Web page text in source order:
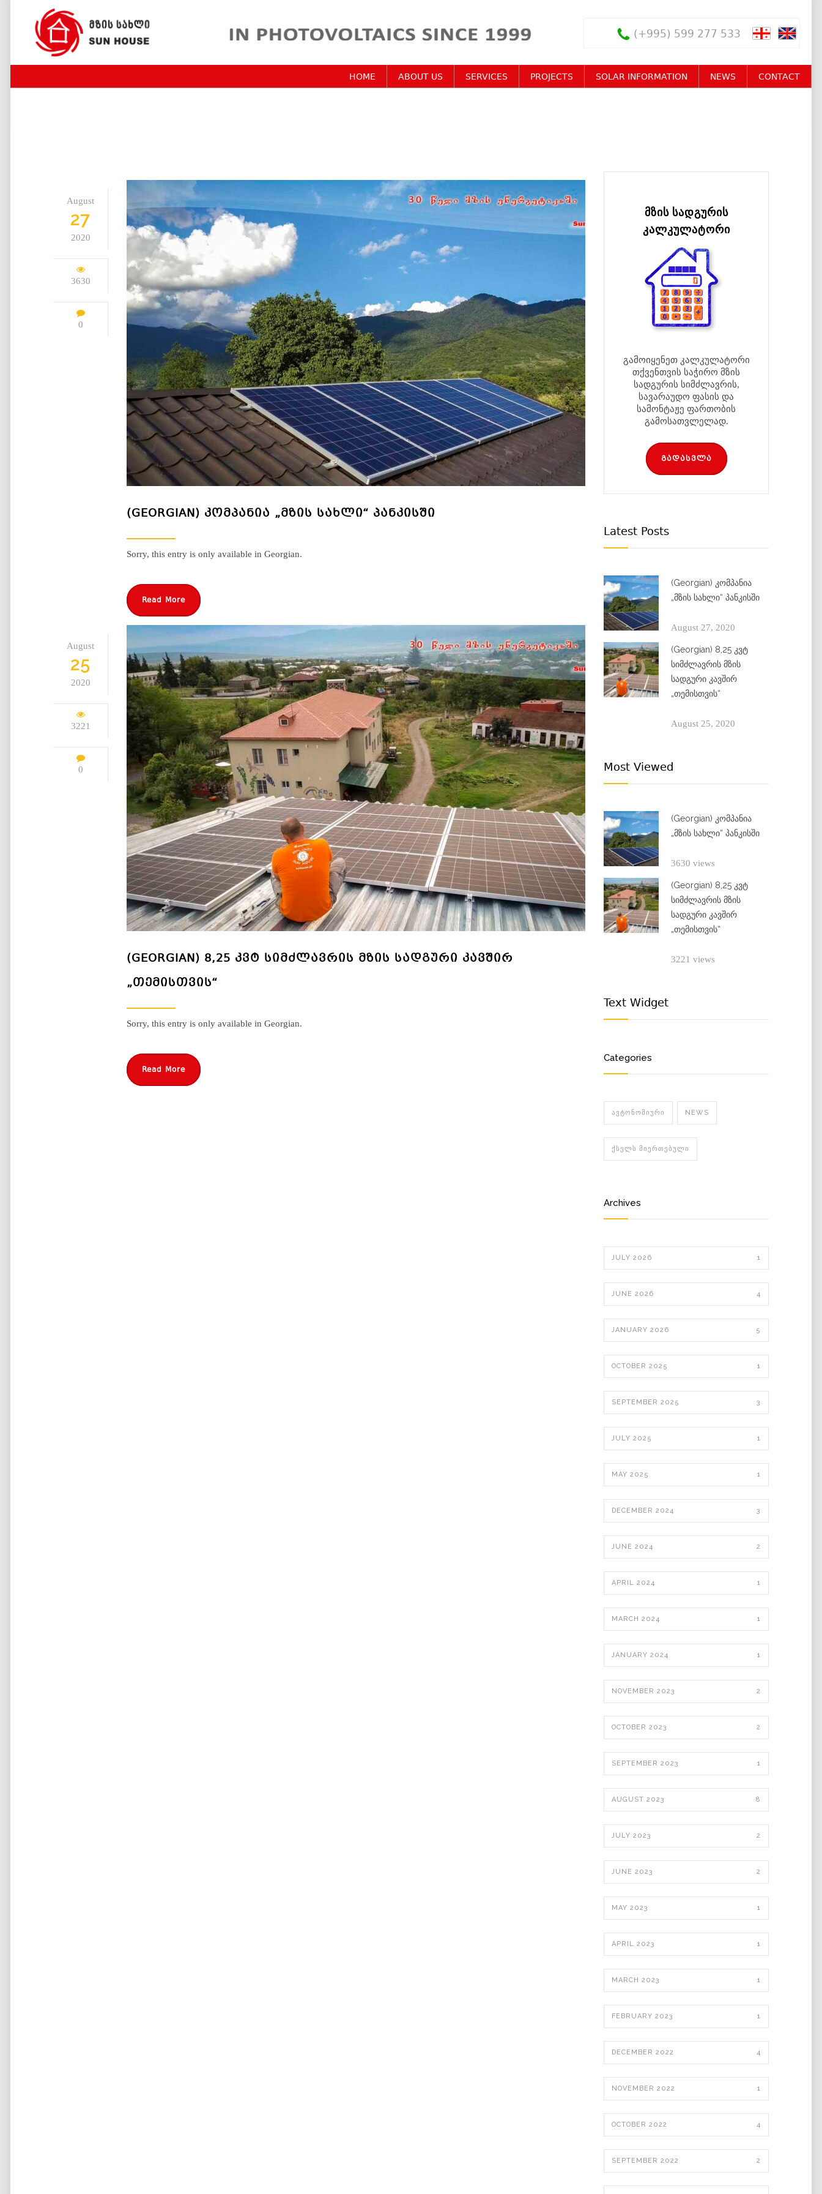
(+995) 599 277 533
HOME ABOUT US SERVICES PROJECTS SOLAR INFORMATION NEWS CONTACT
August
27
2020
3630
0
(GEORGIAN) ᲙᲝᲛᲞᲐᲜᲘᲐ „ᲛᲖᲘᲡ ᲡᲐᲮᲚᲘ“ ᲞᲐᲜᲙᲘᲡᲨᲘ
Sorry, this entry is only available in Georgian.
Read More
August
25
2020
3221
0
(GEORGIAN) 8,25 ᲙᲕᲢ ᲡᲘᲛᲫᲚᲐᲕᲠᲘᲡ ᲛᲖᲘᲡ ᲡᲐᲓᲒᲣᲠᲘ ᲙᲐᲕᲨᲘᲠ
„ᲗᲔᲛᲘᲡᲗᲕᲘᲡ“
Sorry, this entry is only available in Georgian.
Read More
მზის სადგურის
კალკულატორი
გამოიყენეთ კალკულატორი
თქვენთვის საჭირო მზის
სადგურის სიმძლავრის,
სავარაუდო ფასის და
სამონტაჟე ფართობის
გამოსათვლელად.
გადასვლა
Latest Posts
(Georgian) კომპანია
„მზის სახლი“ პანკისში
August 27, 2020
(Georgian) 8,25 კვტ
სიმძლავრის მზის
სადგური კავშირ
„თემისთვის“
August 25, 2020
Most Viewed
(Georgian) კომპანია
„მზის სახლი“ პანკისში
3630 views
(Georgian) 8,25 კვტ
სიმძლავრის მზის
სადგური კავშირ
„თემისთვის“
3221 views
Text Widget
Categories
ᲐᲕᲢᲝᲜᲝᲛᲘᲣᲠᲘ NEWS
ᲥᲡᲔᲚᲡ ᲛᲘᲔᲠᲗᲔᲑᲣᲚᲘ
Archives
JULY 2026 1
JUNE 2026 4
JANUARY 2026 5
OCTOBER 2025 1
SEPTEMBER 2025 3
JULY 2025 1
MAY 2025 1
DECEMBER 2024 3
JUNE 2024 2
APRIL 2024 1
MARCH 2024 1
JANUARY 2024 1
NOVEMBER 2023 2
OCTOBER 2023 2
SEPTEMBER 2023 1
AUGUST 2023 8
JULY 2023 2
JUNE 2023 2
MAY 2023 1
APRIL 2023 1
MARCH 2023 1
FEBRUARY 2023 1
DECEMBER 2022 4
NOVEMBER 2022 1
OCTOBER 2022 4
SEPTEMBER 2022 2